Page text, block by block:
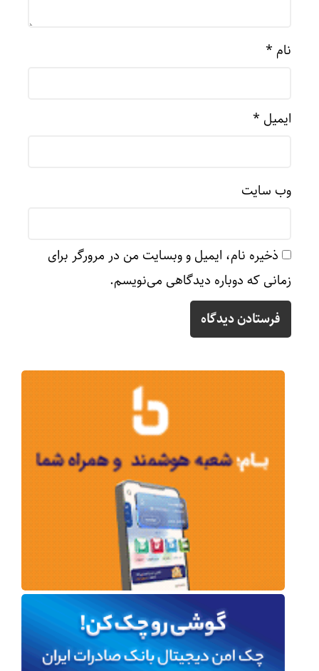
نام *
ایمیل *
وب‌ سایت
ذخیره نام، ایمیل و وبسایت من در مرورگر برای
زمانی که دوباره دیدگاهی می‌نویسم.